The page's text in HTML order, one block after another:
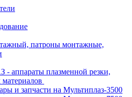
патроны монтажные,
плазменной резки,
и запчасти на Мультиплаз-3500